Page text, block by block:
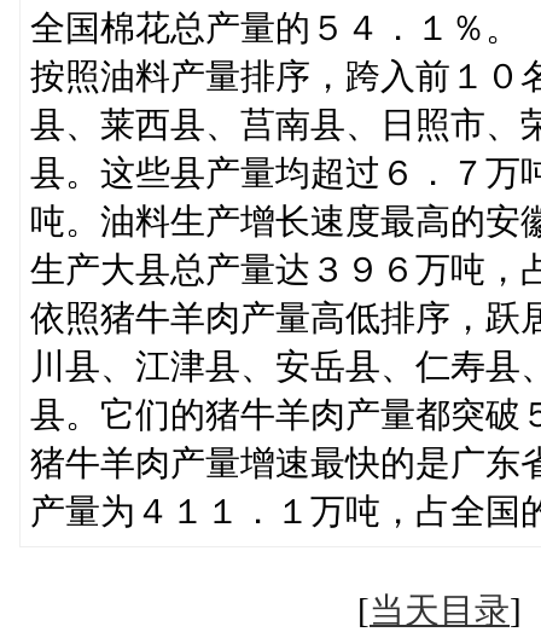
全国棉花总产量的５４．１％。
按照油料产量排序，跨入前１０
县、莱西县、莒南县、日照市、
县。这些县产量均超过６．７万
吨。油料生产增长速度最高的安
生产大县总产量达３９６万吨，
依照猪牛羊肉产量高低排序，跃
川县、江津县、安岳县、仁寿
县。它们的猪牛羊肉产量都突破
猪牛羊肉产量增速最快的是广东
产量为４１１．１万吨，占全国
[当天目录